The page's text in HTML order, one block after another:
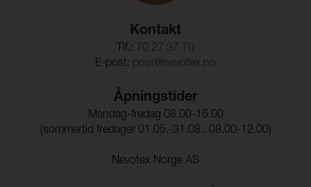
Kontakt
Tlf.: 70 27 37 70
E-post: post@nevotex.no
Åpningstider
Mandag-fredag 08.00-16.00
(sommertid fredager 01.05.-31.08.: 08.00-12.00)
Nevotex Norge AS